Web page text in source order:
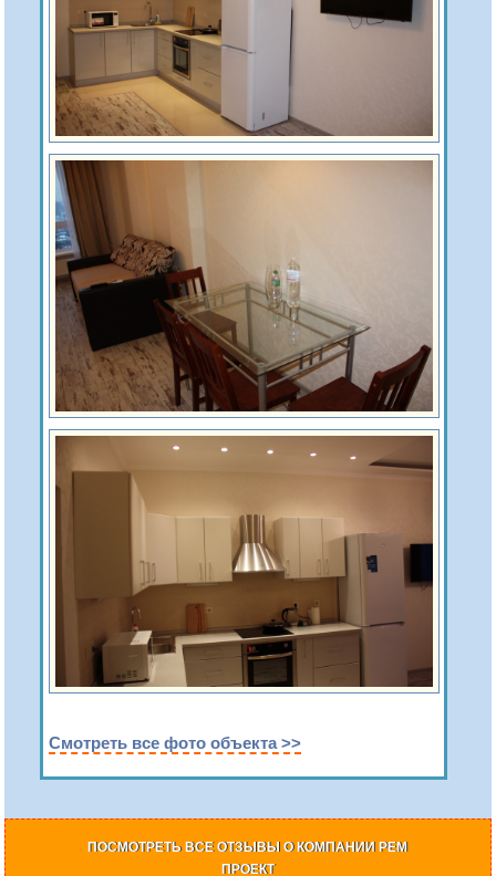
Смотреть все фото объекта >>
ПОСМОТРЕТЬ ВСЕ ОТЗЫВЫ О КОМПАНИИ РЕМ
ПРОЕКТ